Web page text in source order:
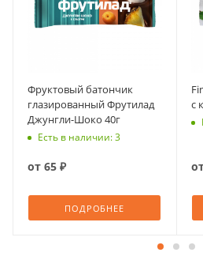
Фруктовый батончик
глазированный Фрутилад
Джунгли-Шоко 40г
Есть в наличии: 3
от 65 ₽
ПОДРОБНЕЕ
с